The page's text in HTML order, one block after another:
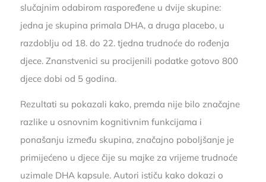
slučajnim odabirom raspoređene u dvije skupine:
jedna je skupina primala DHA, a druga placebo, u
razdoblju od 18. do 22. tjedna trudnoće do rođenja
djece. Znanstvenici su procijenili podatke gotovo 800
djece dobi od 5 godina.
Rezultati su pokazali kako, premda nije bilo značajne
razlike u osnovnim kognitivnim funkcijama i
ponašanju između skupina, značajno poboljšanje je
primijećeno u djece čije su majke za vrijeme trudnoće
uzimale DHA kapsule. Autori ističu kako dokazi o